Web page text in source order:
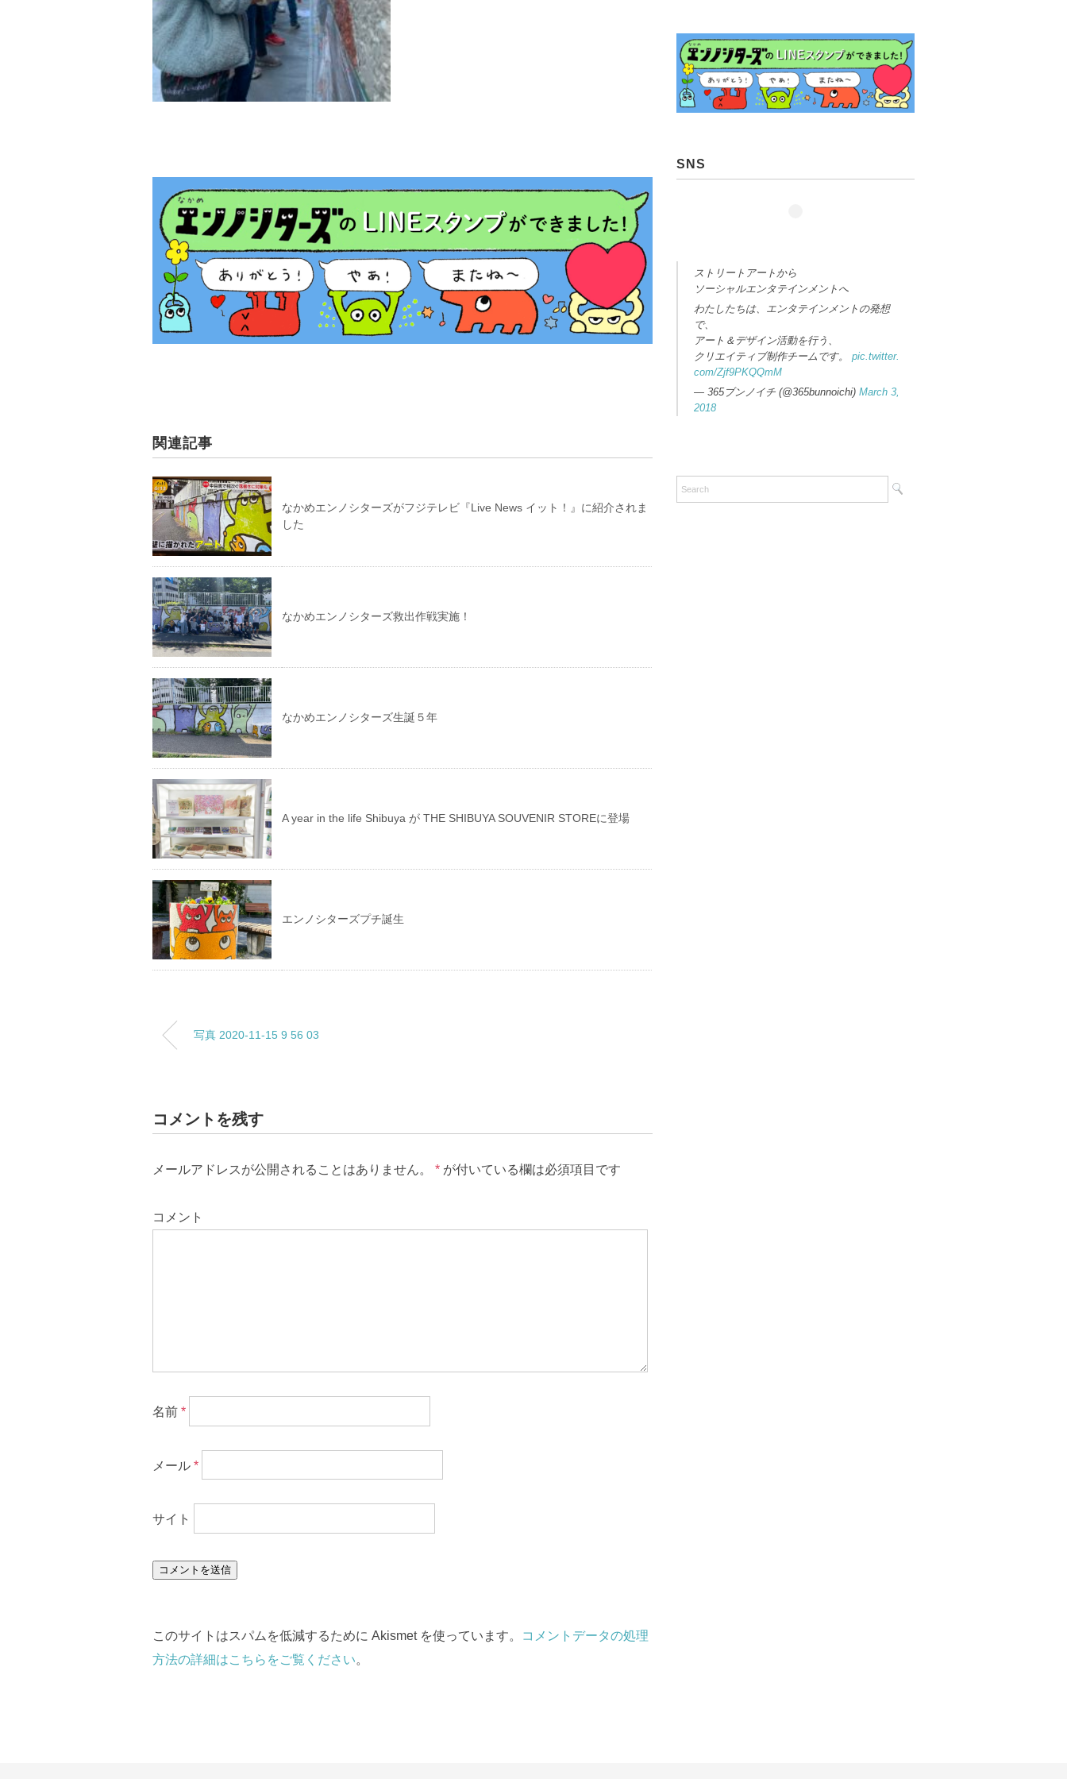
関連記事
なかめエンノシターズがフジテレビ『Live News イット！』に紹介されま
した
なかめエンノシターズ救出作戦実施！
なかめエンノシターズ生誕５年
A year in the life Shibuya が THE SHIBUYA SOUVENIR STOREに登場
エンノシターズプチ誕生
写真 2020-11-15 9 56 03
コメントを残す
メールアドレスが公開されることはありません。 * が付いている欄は必須項目です
コメント
名前 *
メール *
サイト
このサイトはスパムを低減するために Akismet を使っています。
コメントデータの処理
方法の詳細はこちらをご覧ください。
SNS
ストリートアートから
ソーシャルエンタテインメントへ
わたしたちは、エンタテインメントの発想
で、
アート＆デザイン活動を行う、
クリエイティブ制作チームです。 pic.twitter.
com/Zjf9PKQQmM
— 365ブンノイチ (@365bunnoichi) March 3,
2018